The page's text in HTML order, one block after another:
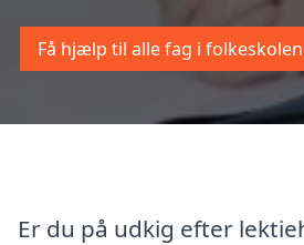
Få hjælp til alle fag i
Er du på udkig efter